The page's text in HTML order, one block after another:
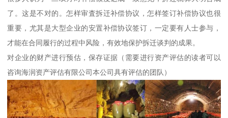
了。这是不对的。怎样审査拆迁补偿协议，怎样签订补偿协议也很
重要，尤其是大型企业的安置补偿协议签订，一定要有人士参与，
才能在合同履行的过程中风险，有效地保护拆迁谈判的成果。
对企业的财产进行预估，保存证据（需要进行资产评估的读者可以
咨询海润资产评估有限公司本公司具有评估的团队）